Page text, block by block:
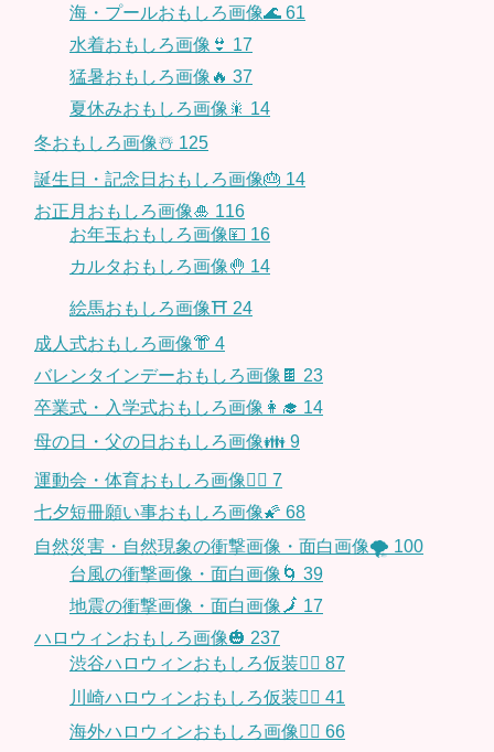
海・プールおもしろ画像🌊 61
水着おもしろ画像👙 17
猛暑おもしろ画像🔥 37
夏休みおもしろ画像🎇 14
冬おもしろ画像☃️ 125
誕生日・記念日おもしろ画像🎂 14
お正月おもしろ画像🎍 116
お年玉おもしろ画像💴 16
カルタおもしろ画像🤚 14
絵馬おもしろ画像⛩ 24
成人式おもしろ画像👘 4
バレンタインデーおもしろ画像🍫 23
卒業式・入学式おもしろ画像👩‍🎓 14
母の日・父の日おもしろ画像👪 9
運動会・体育おもしろ画像🤸‍♂️ 7
七夕短冊願い事おもしろ画像🌠 68
自然災害・自然現象の衝撃画像・面白画像🌪 100
台風の衝撃画像・面白画像🌀 39
地震の衝撃画像・面白画像🗾 17
ハロウィンおもしろ画像🎃 237
渋谷ハロウィンおもしろ仮装👯‍♂️ 87
川崎ハロウィンおもしろ仮装🧞‍♀️ 41
海外ハロウィンおもしろ画像🧛‍♂️ 66